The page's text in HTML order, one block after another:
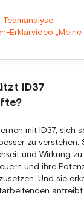
Teamanalyse
Erklärvideo „Meine
ID37
mit ID37, sich
zu verstehen.
und Wirkung
und ihre
Und sie